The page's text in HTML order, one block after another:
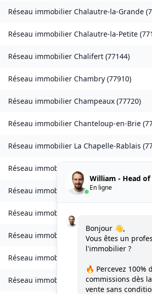
Réseau immobilier Chalautre-la-Grande (
Réseau immobilier Chalautre-la-Petite (
Réseau immobilier Chalifert (77144)
Réseau immobilier Chambry (77910)
Réseau immobilier Champeaux (77720)
Réseau immobilier Chanteloup-en-Brie (
Réseau immobilier La Chapelle-Rablais (
Réseau immobilier
Réseau immobilierCharmentray
Réseau immobilier
Réseau immobilier Chessy( 77700)
Réseau immobilier
Réseau immobilier Compans(77290 )
William - Head
En ligne
Bonjour 👋,
Vous êtes un
l'immobilier ?
🔥 Percevez 100%
commissions dès
vente sans